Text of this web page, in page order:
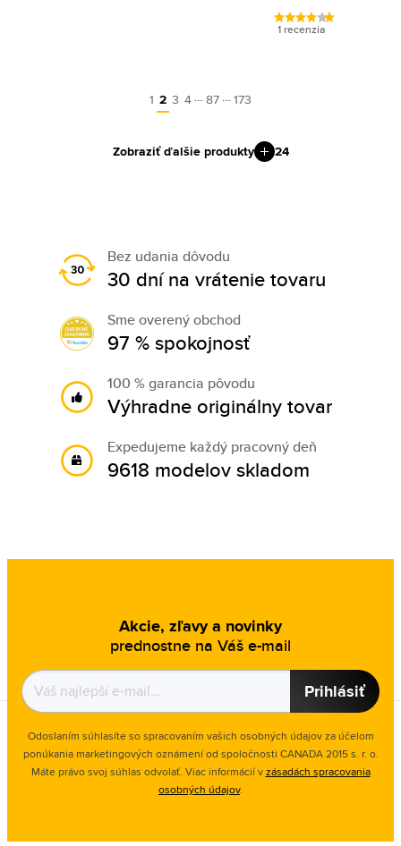
1 recenzia
1 2 3 4 … 87 … 173
Zobraziť ďalšie produkty 24
Bez udania dôvodu
30 dní na vrátenie tovaru
Sme overený obchod
97 % spokojnosť
100 % garancia pôvodu
Výhradne originálny tovar
Expedujeme každý pracovný deň
9618 modelov skladom
Akcie, zľavy a novinky
prednostne na Váš e-mail
Prihlásiť
Odoslaním súhlasíte so spracovaním vašich osobných údajov za účelom
ponúkania marketingových oznámení od spoločnosti CANADA 2015 s. r. o.
Máte právo svoj súhlas odvolať. Viac informácií vzásadách spracovania
osobných údajov.